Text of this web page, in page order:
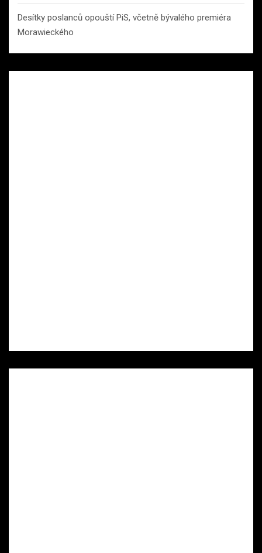
Desítky poslanců opouští PiS, včetně bývalého premiéra
Morawieckého